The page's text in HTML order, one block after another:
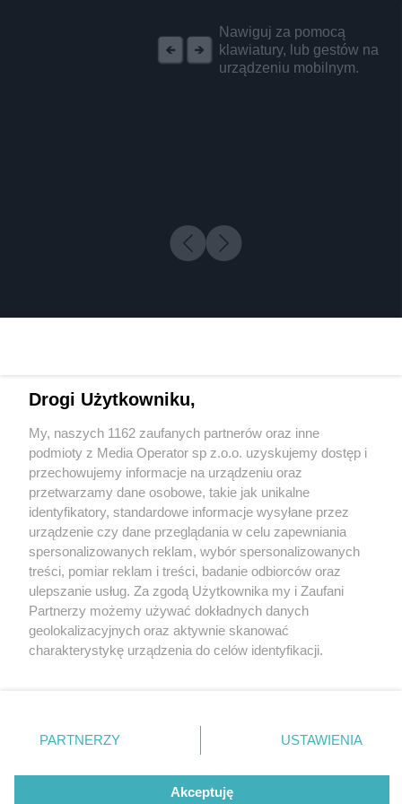
Nawiguj za pomocą
klawiatury, lub gestów na
urządzeniu mobilnym.
2 / 0
Wydawca mediów lokalnych
Nie zapomnij
zapoznać się z:
polityką prywatności
Twojemiasto
Piekary Śląskie
Chorzów
Tarnowskie Góry
Gliwice
Skontakuj sięz nami
Kontakt
Redakcja
Newsletter
Drogi Użytkowniku,
My, naszych 1162 zaufanych partnerów oraz inne
podmioty z Media Operator sp z.o.o. uzyskujemy dostęp i
przechowujemy informacje na urządzeniu oraz
przetwarzamy dane osobowe, takie jak unikalne
identyfikatory, standardowe informacje wysyłane przez
urządzenie czy dane przeglądania w celu zapewniania
spersonalizowanych reklam, wybór spersonalizowanych
treści, pomiar reklam i treści, badanie odbiorców oraz
ulepszanie usług. Za zgodą Użytkownika my i Zaufani
Partnerzy możemy używać dokładnych danych
geolokalizacyjnych oraz aktywnie skanować
charakterystykę urządzenia do celów identyfikacji.
zmienić/wycofać klikając przycisk ustawień prywatności
znajdujący się w lewym dolnym rogu strony
rodzaje przetwarzania danych nie wymagają zgody
użytkownika, ale masz prawo sprzeciwić się takiemu
PARTNERZY USTAWIENIA
Akceptuję